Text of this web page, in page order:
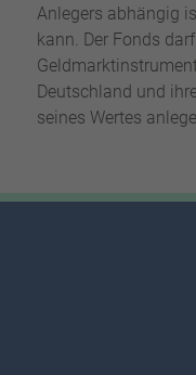
Anlegers abhängig
kann. Der Fonds
Deutschland und
seines Wertes